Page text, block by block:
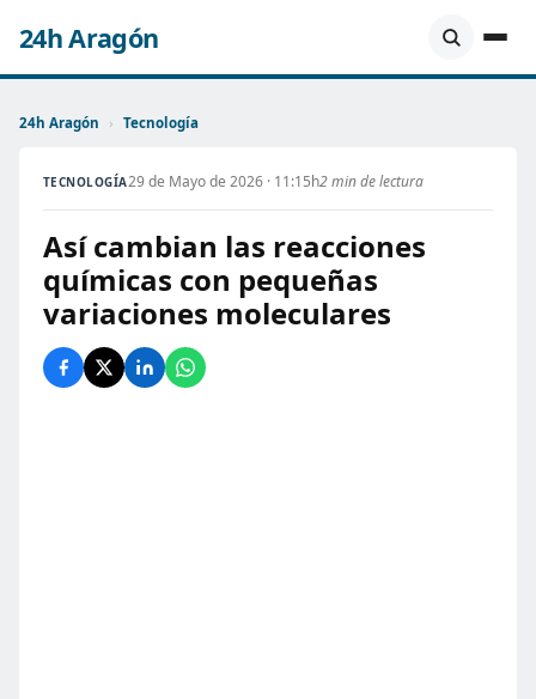
24h Aragón
24h Aragón › Tecnología
TECNOLOGÍA29 de Mayo de 2026 · 11:15h2 min de lectura
Así cambian las reacciones
químicas con pequeñas
variaciones moleculares